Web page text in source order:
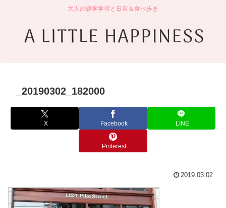
大人の語学学習と日常＆食べ歩き
_20190302_182000
X Facebook LINE
Pinterest
2019.03.02